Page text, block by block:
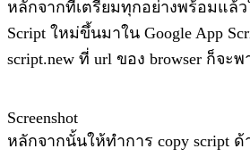
หลักจากที่เตรียมทุกอย่างพร้อมแล้ว
Script ใหม่ขึ้นมาใน Google App
script.new ที่ url ของ browser ก็จ
Screenshot
หลักจากนั้นให้ทำการ copy script